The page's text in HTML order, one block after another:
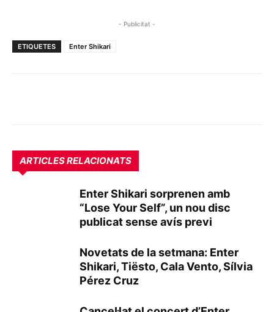
- Publicitat -
ETIQUETES Enter Shikari
ARTICLES RELACIONATS
Enter Shikari sorprenen amb
“Lose Your Self”, un nou disc
publicat sense avís previ
Novetats de la setmana: Enter
Shikari, Tiësto, Cala Vento, Sílvia
Pérez Cruz